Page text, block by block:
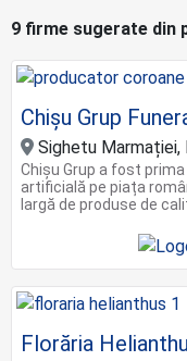
9 firme sugerate din
Chișu Grup
Sighetu Marmației,
Chișu Grup a fost
artificială pe piața
largă de produse de
Florăria